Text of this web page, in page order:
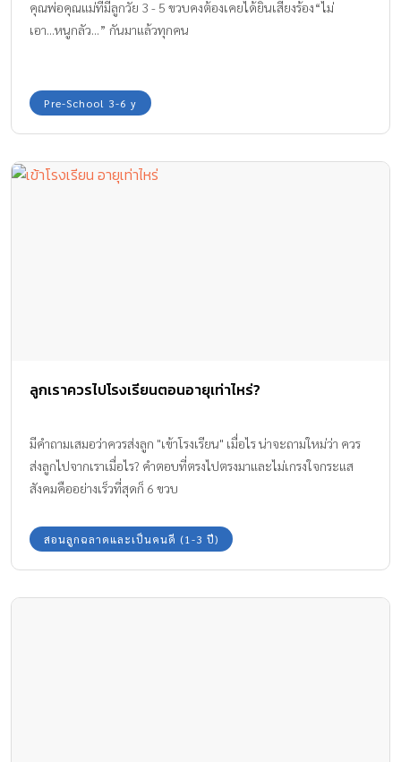
คุณพ่อคุณแม่ที่มีลูกวัย 3 - 5 ขวบคงต้องเคยได้ยินเสียงร้อง“ไม่
เอา...หนูกลัว...” กันมาแล้วทุกคน
Pre-School 3-6 y
ลูกเราควรไปโรงเรียนตอนอายุเท่าไหร่?
มีคำถามเสมอว่าควรส่งลูก "เข้าโรงเรียน" เมื่อไร น่าจะถามใหม่ว่า ควร
ส่งลูกไปจากเราเมื่อไร? คำตอบที่ตรงไปตรงมาและไม่เกรงใจกระแส
สังคมคืออย่างเร็วที่สุดก็ 6 ขวบ
สอนลูกฉลาดและเป็นคนดี (1-3 ปี)